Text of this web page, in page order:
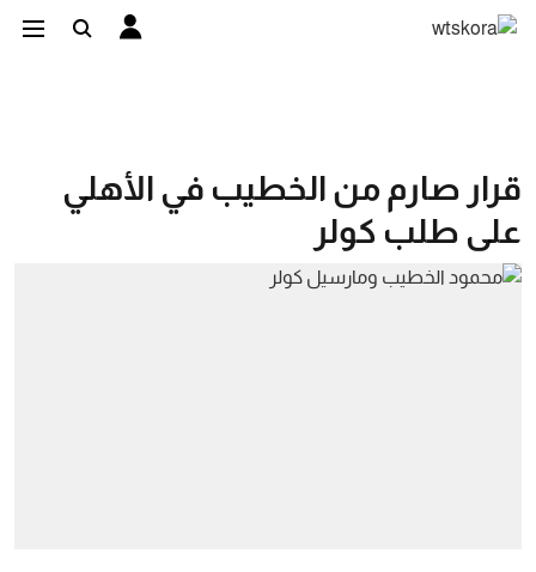
قرار صارم من الخطيب في الأهلي
على طلب كولر